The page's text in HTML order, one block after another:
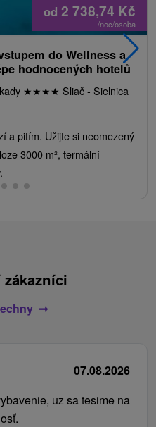
od 2 738,74 Kč
/noc/osoba
do Wellness a
hodnocených hotelů
★★★★ Sliač - Sielnica
a pitím. Užijte si neomezený
3000 m², termální
07.08.2026
uz sa tesime na